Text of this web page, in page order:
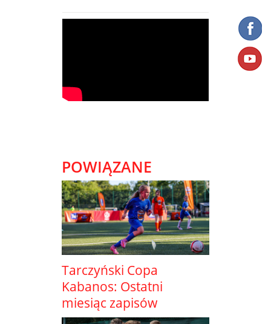
POWIĄZANE
Tarczyński Copa
Kabanos: Ostatni
miesiąc zapisów